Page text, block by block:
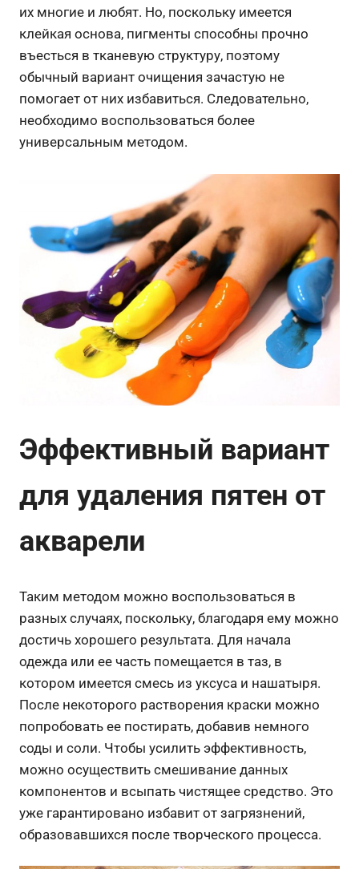
их многие и любят. Но, поскольку имеется
клейкая основа, пигменты способны прочно
въесться в тканевую структуру, поэтому
обычный вариант очищения зачастую не
помогает от них избавиться. Следовательно,
необходимо воспользоваться более
универсальным методом.
Эффективный вариант
для удаления пятен от
акварели
Таким методом можно воспользоваться в
разных случаях, поскольку, благодаря ему можно
достичь хорошего результата. Для начала
одежда или ее часть помещается в таз, в
котором имеется смесь из уксуса и нашатыря.
После некоторого растворения краски можно
попробовать ее постирать, добавив немного
соды и соли. Чтобы усилить эффективность,
можно осуществить смешивание данных
компонентов и всыпать чистящее средство. Это
уже гарантировано избавит от загрязнений,
образовавшихся после творческого процесса.